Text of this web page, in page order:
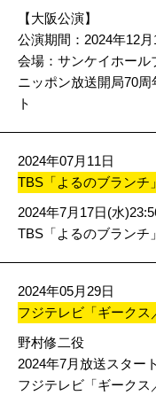
【大阪公演】
公演期間：2024年12
会場：サンケイホール
ニッポン放送開局70
ト
2024年07月11日
TBS「よるのブランチ
2024年7月17日(水
TBS「よるのブランチ
2024年05月29日
フジテレビ「ギークス
野村修二役
2024年7月放送スタート
フジテレビ「ギークス